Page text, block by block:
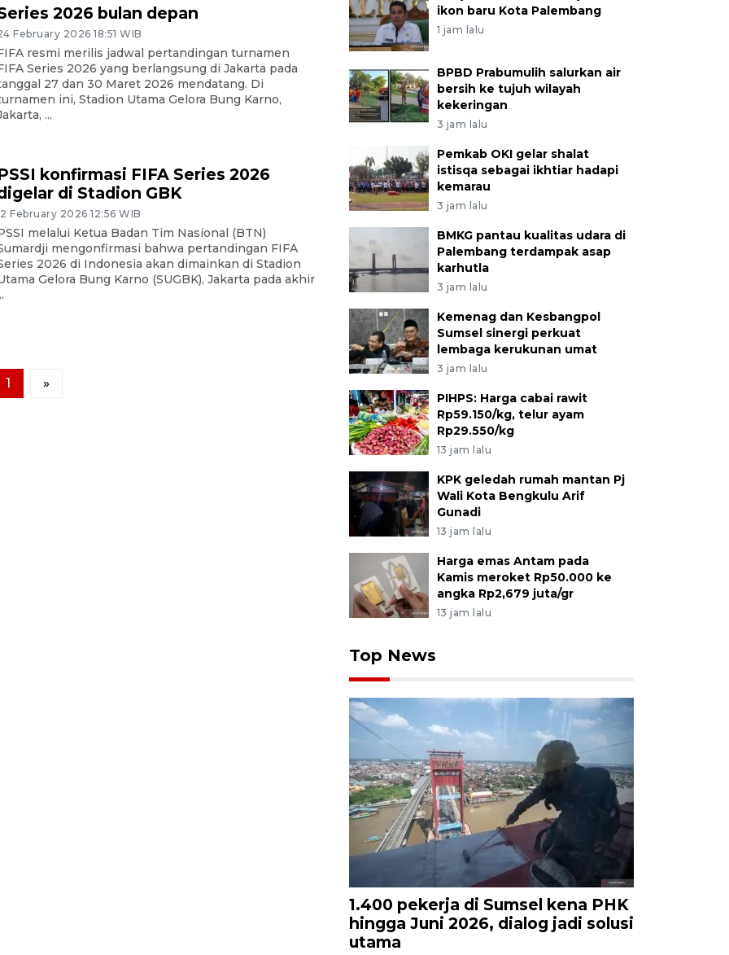
2026 bulan depan
February 2026 18:51 WIB
resmi merilis jadwal pertandingan turnamen
Series 2026 yang berlangsung di Jakarta pada
27 dan 30 Maret 2026 mendatang. Di
ini, Stadion Utama Gelora Bung Karno,
...
konfirmasi FIFA Series 2026
di Stadion GBK
February 2026 12:56 WIB
melalui Ketua Badan Tim Nasional (BTN)
mengonfirmasi bahwa pertandingan FIFA
2026 di Indonesia akan dimainkan di Stadion
Gelora Bung Karno (SUGBK), Jakarta pada akhir
1 »
ikon baru Kota Palembang
1 jam lalu
BPBD Prabumulih salurkan air
bersih ke tujuh wilayah
kekeringan
3 jam lalu
Pemkab OKI gelar shalat
istisqa sebagai ikhtiar hadapi
kemarau
3 jam lalu
BMKG pantau kualitas udara di
Palembang terdampak asap
karhutla
3 jam lalu
Kemenag dan Kesbangpol
Sumsel sinergi perkuat
lembaga kerukunan umat
3 jam lalu
PIHPS: Harga cabai rawit
Rp59.150/kg, telur ayam
Rp29.550/kg
13 jam lalu
KPK geledah rumah mantan Pj
Wali Kota Bengkulu Arif
Gunadi
13 jam lalu
Harga emas Antam pada
Kamis meroket Rp50.000 ke
angka Rp2,679 juta/gr
13 jam lalu
Top News
1.400 pekerja di Sumsel kena PHK
hingga Juni 2026, dialog jadi solusi
utama